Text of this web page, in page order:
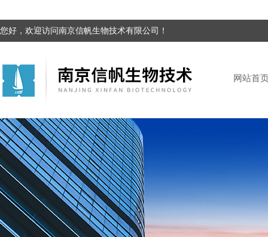
您好，欢迎访问南京信帆生物技术有限公司！
网站首